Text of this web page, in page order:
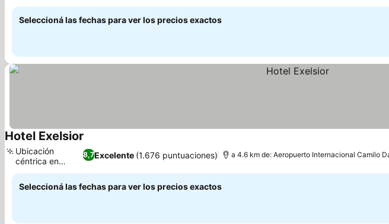
Seleccioná las fechas para ver los precios exactos
Hotel Exelsior
8,7Excelente (1.676 puntuaciones)
Ubicación
céntrica en
Cúcuta
a 4.6 km de: Aeropuerto Internacional Camilo
Seleccioná las fechas para ver los precios exactos